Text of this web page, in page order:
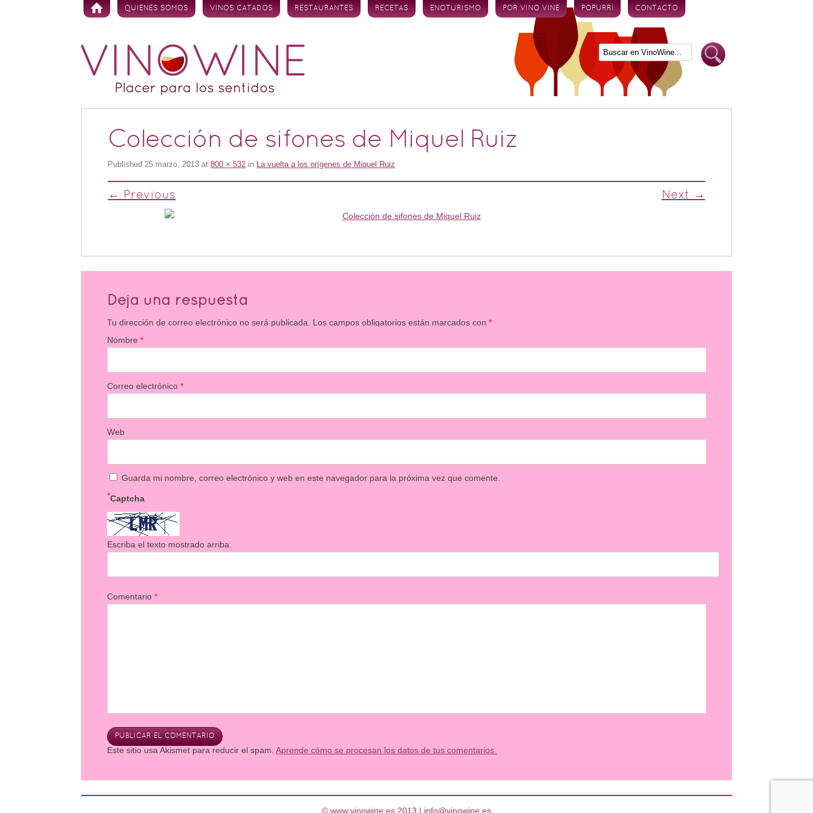
Skip to content
QUIENES SOMOS VINOS CATADOS RESTAURANTES RECETAS ENOTURISMO POR VINO VINE POPURRÍ CONTACTO
Colección de sifones de Miquel Ruiz
Published25 marzo, 2013 at800 × 532 in La vuelta a los orígenes de Miquel Ruiz
← Previous Next →
Deja una respuesta
Tu dirección de correo electrónico no será publicada. Los campos obligatorios están marcados con*
Nombre*
Correo electrónico*
Web
Guarda mi nombre, correo electrónico y web en este navegador para la próxima vez que comente.
Captcha
*
Escriba el texto mostrado arriba:
Comentario*
Este sitio usa Akismet para reducir el spam.Aprende cómo se procesan los datos de tus comentarios.
© www.vinowine.es 2013 | info@vinowine.es